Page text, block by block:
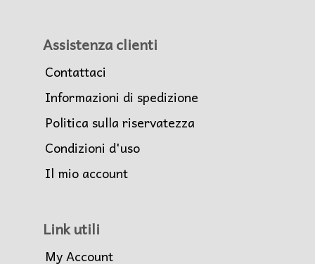
Assistenza clienti
Contattaci
Informazioni di spedizione
Politica sulla riservatezza
Condizioni d'uso
Il mio account
Link utili
My Account